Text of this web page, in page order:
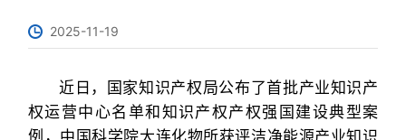
2025-11-19
近日，国家知识产权局公布了首批产业知识产
权运营中心名单和知识产权产权强国建设典型案
例，中国科学院大连化物所获评洁净能源产业知识